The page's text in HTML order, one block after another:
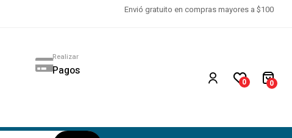
Envió gratuito en compras mayores a $100
Realizar
Pagos
0 0